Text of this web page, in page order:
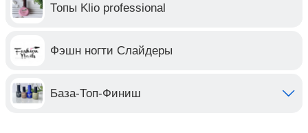
Топы Klio professional
Фэшн ногти Слайдеры
База-Топ-Финиш